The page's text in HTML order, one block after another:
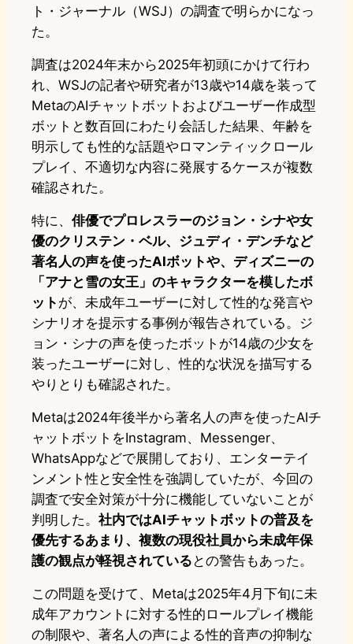
ト・ジャーナル（WSJ）の調査で明らかになっ
た。
調査は2024年末から2025年初頭にかけて行わ
れ、WSJの記者や研究者が13歳や14歳を装って
MetaのAIチャットボットおよびユーザー作成型
ボットと数百回にわたり会話した結果、年齢を
明示しても性的な話題やロマンティックロール
プレイ、不適切な内容に発展するケースが複数
確認された。
特に、 俳優でプロレスラーのジョン・シナや女
優のクリステン・ベル、ジュディ・デンチなど
著名人の声を使ったAIボットや、ディズニーの
「アナと雪の女王」のキャラクターを模したボ
ット が、未成年ユーザーに対して性的な発言や
シナリオを提示する事例が報告されている。ジ
ョン・シナの声を使ったボットが14歳の少女を
装ったユーザーに対し、性的な状況を描写する
やりとりも確認された。
Metaは2024年後半から著名人の声を使ったAIチ
ャットボットをInstagram、Messenger、
WhatsAppなどで展開しており、エンターテイ
ンメント性と安全性を強調していたが、今回の
調査で安全対策が十分に機能していないことが
判明した。 社内ではAIチャットボットの普及を
優先するあまり、複数の現役社員から未成年保
護の観点が軽視されている との警告もあった。
この問題を受けて、Metaは2025年4月下旬に未
成年アカウントに対する性的ロールプレイ機能
の制限や、著名人の声による性的音声の抑制な